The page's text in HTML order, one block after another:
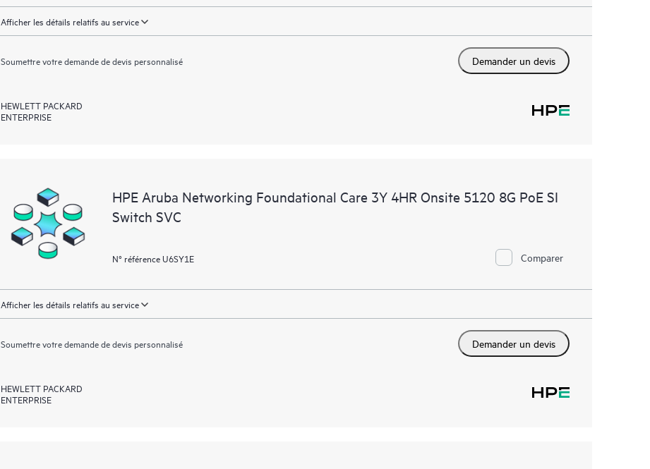
Afficher les détails relatifs au service
Soumettre votre demande de devis personnalisé Demander un devis
HEWLETT PACKARD
ENTERPRISE
HPE Aruba Networking Foundational Care 3Y 4HR Onsite 5120 8G PoE SI
Switch SVC
N° référence U6SY1E Comparer
Afficher les détails relatifs au service
Soumettre votre demande de devis personnalisé Demander un devis
HEWLETT PACKARD
ENTERPRISE